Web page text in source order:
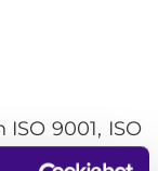
9001, ISO
organisatie.